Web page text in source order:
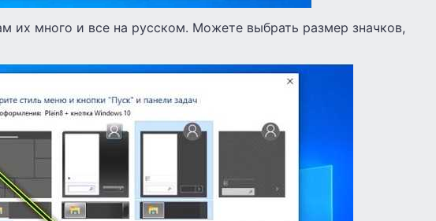
их много и все на русском. Можете выбрать размер значков,